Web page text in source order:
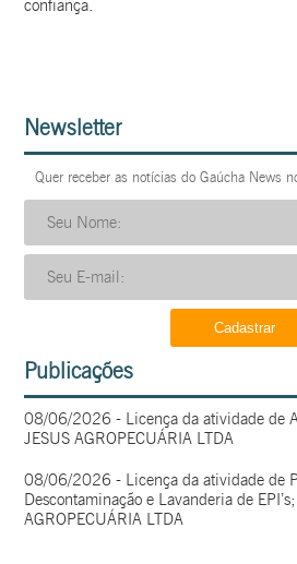
confiança.
Newsletter
Quer receber as notícias do Gaúcha News
Publicações
08/06/2026 - Licença da atividade de
JESUS AGROPECUÁRIA LTDA
08/06/2026 - Licença da atividade de
Descontaminação e Lavanderia de
AGROPECUÁRIA LTDA